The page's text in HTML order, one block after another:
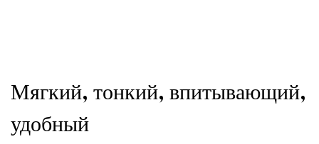
Мягкий, тонкий, впитывающий,
удобный